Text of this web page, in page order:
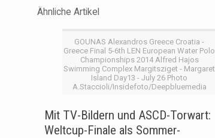
Ähnliche Artikel
GOUNAS Alexandros Greece Croatia -
Greece Final 5-6th LEN European Water Polo
Championships 2014 Alfred Hajos
Swimming Complex Margitsziget - Margaret
Island Day13 - July 26 Photo
A.Staccioli/Insidefoto/Deepbluemedia
Mit TV-Bildern und ASCD-Torwart:
Weltcup-Finale als Sommer-